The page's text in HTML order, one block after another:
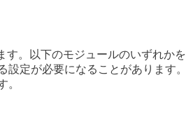
す。以下のモジュールのいずれかを
設定が必要になることがありま